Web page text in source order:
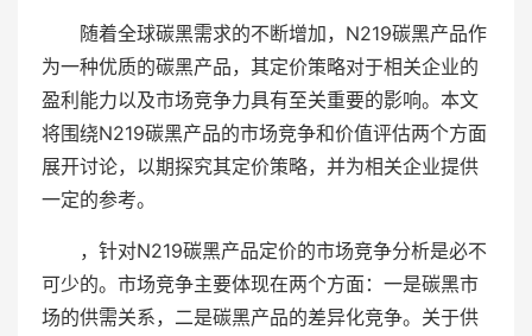
随着全球碳黑需求的不断增加，N219碳黑产品作
为一种优质的碳黑产品，其定价策略对于相关企业的
盈利能力以及市场竞争力具有至关重要的影响。本文
将围绕N219碳黑产品的市场竞争和价值评估两个方面
展开讨论，以期探究其定价策略，并为相关企业提供
一定的参考。
，针对N219碳黑产品定价的市场竞争分析是必不
可少的。市场竞争主要体现在两个方面：一是碳黑市
场的供需关系，二是碳黑产品的差异化竞争。关于供